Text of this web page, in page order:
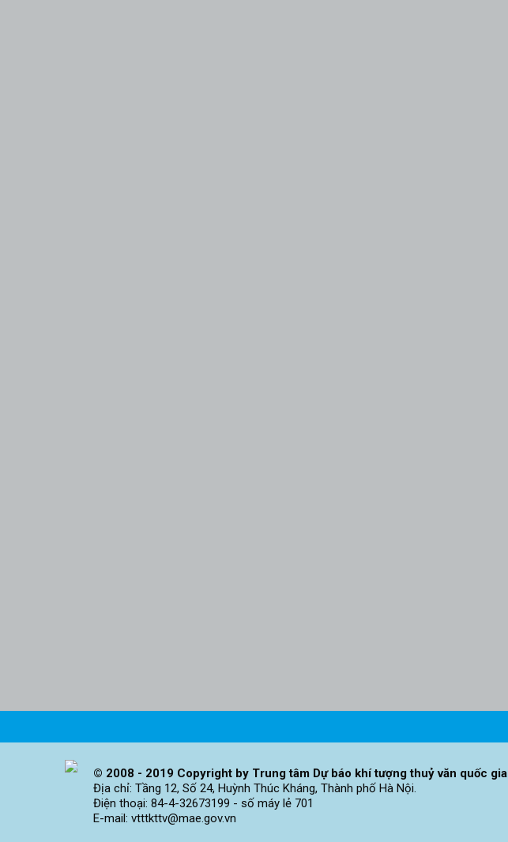
© 2008 - 2019 Copyright by Trung tâm Dự báo khí tượng thuỷ văn quốc gia
Địa chỉ: Tầng 12, Số 24, Huỳnh Thúc Kháng, Thành phố Hà Nội.
Điện thoại: 84-4-32673199 - số máy lẻ 701
E-mail: vtttkttv@mae.gov.vn